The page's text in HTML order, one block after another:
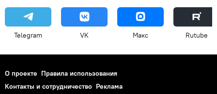
Telegram VK Макс Rutube
О проекте Правила использования
Контакты и сотрудничество Реклама